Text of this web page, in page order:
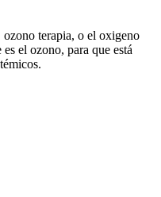
ozono terapia, o el oxigeno
el ozono, para que está